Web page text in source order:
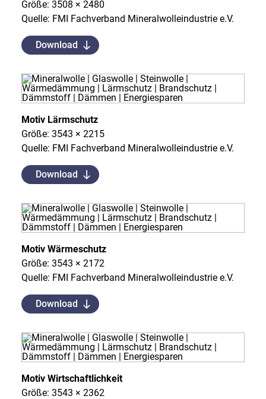
Größe: 3508 × 2480
Quelle: FMI Fachverband Mineralwolleindustrie e.V.
Download
Motiv Lärmschutz
Größe: 3543 × 2215
Quelle: FMI Fachverband Mineralwolleindustrie e.V.
Download
Motiv Wärmeschutz
Größe: 3543 × 2172
Quelle: FMI Fachverband Mineralwolleindustrie e.V.
Download
Motiv Wirtschaftlichkeit
Größe: 3543 × 2362